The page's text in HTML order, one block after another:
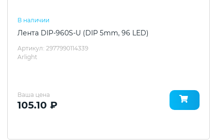
В наличии
Лента DIP-960S-U (DIP 5mm, 96 LED)
Артикул: 2977990114339
Arlight
Ваша цена
105.10 ₽